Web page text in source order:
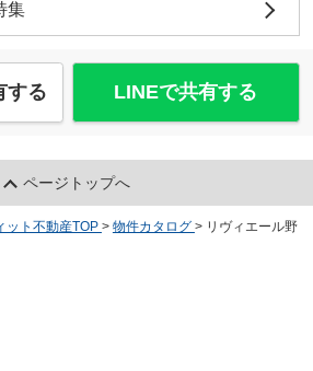
集
する LINEで共有する
ページトップへ
ット不動産TOP > 物件カタログ > リヴィエール野